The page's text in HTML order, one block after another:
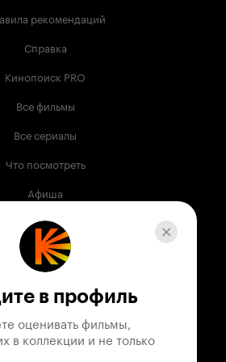
рекомендаций
Справка
Кинопоиск PRO
Все фильмы
Все сериалы
Что посмотреть
Афиша
Музыка
Телепрограмма
поддержки
в профиль
оценивать фильмы,
в коллекции и не только